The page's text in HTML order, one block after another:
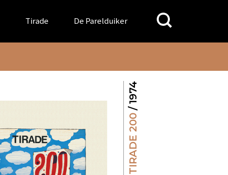
Tirade De Parelduiker
Search
for:
TIRADE 200
/ 1974